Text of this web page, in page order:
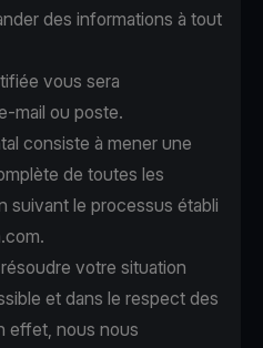
des informations à tout
vous sera
mail ou poste.
consiste à mener une
de toutes les
suivant le processus établi
votre situation
et dans le respect des
effet, nous nous